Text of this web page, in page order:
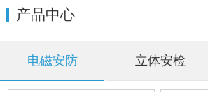
产品中心
电磁安防 立体安检